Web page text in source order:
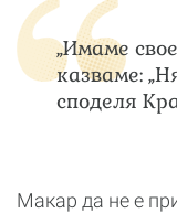
„Имаме
казваме:
споделя
Макар да не е